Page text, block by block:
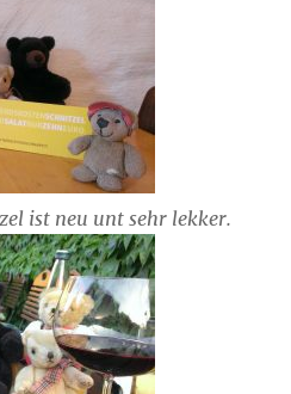
ist neu unt sehr lekker.